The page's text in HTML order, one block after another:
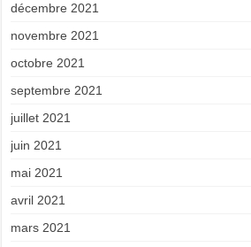
décembre 2021
novembre 2021
octobre 2021
septembre 2021
juillet 2021
juin 2021
mai 2021
avril 2021
mars 2021